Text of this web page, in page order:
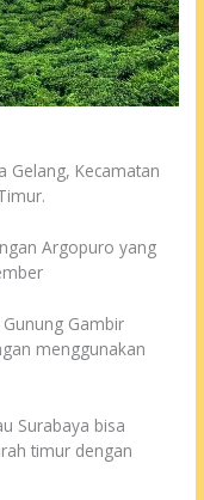
Gelang, Kecamatan
Argopuro yang
Gambir
menggunakan
Surabaya bisa
timur dengan